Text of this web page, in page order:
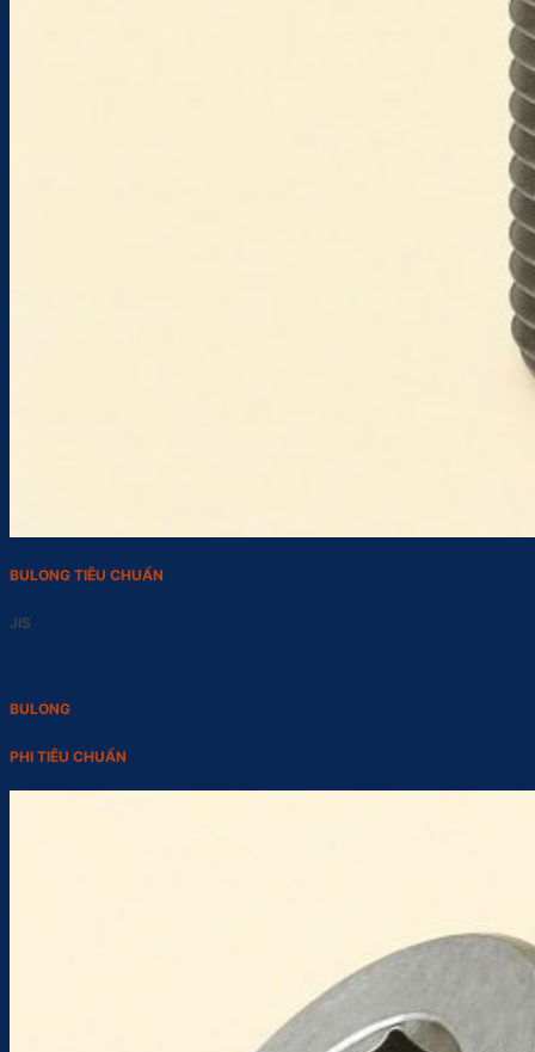
BULONG TIÊU CHUẨN
JIS
BULONG
PHI TIÊU CHUẨN